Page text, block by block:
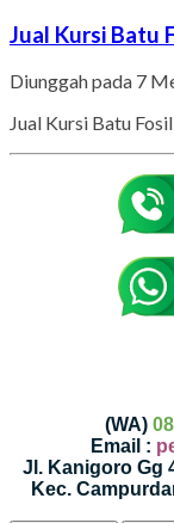
Jual Kursi Batu
Diunggah pada 7
Jual Kursi Batu
(WA)
Email :
Jl. Kanigoro Gg
Kec.